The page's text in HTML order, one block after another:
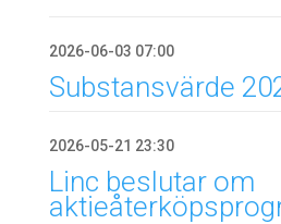
2026-06-03 07:00
Substansvärde
2026-05-21 23:30
Linc beslutar om